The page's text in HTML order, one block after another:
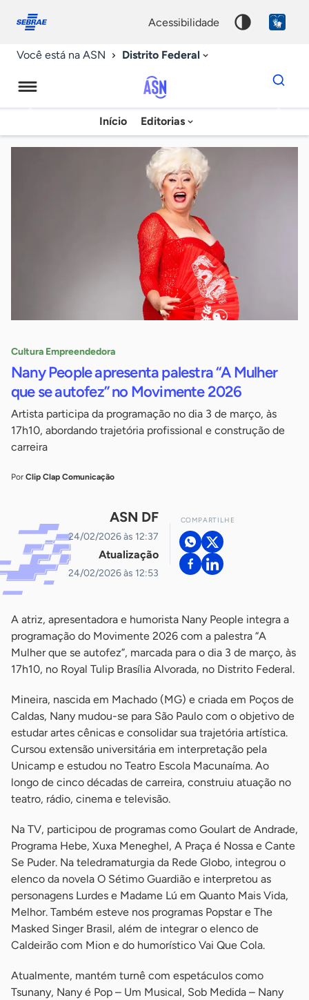
conosco
acessibilidade
Você está na ASN Distrito Federal
Agência
Sebrae
de
Notícias
Início Editorias
Dados
para
chave
Cultura Empreendedora
Nany People apresenta palestra “A Mulher
que se autofez” no Movimente 2026
Artista participa da programação no dia 3 de março, às
17h10, abordando trajetória profissional e construção de
carreira
Por Clip Clap Comunicação
ASN DF
24/02/2026 às 12:37
Atualização
24/02/2026 às 12:53
COMPARTILHE
A atriz, apresentadora e humorista Nany People integra a
programação do Movimente 2026 com a palestra “A
Mulher que se autofez”, marcada para o dia 3 de março, às
17h10, no Royal Tulip Brasília Alvorada, no Distrito Federal.
Mineira, nascida em Machado (MG) e criada em Poços de
Caldas, Nany mudou-se para São Paulo com o objetivo de
estudar artes cênicas e consolidar sua trajetória artística.
Cursou extensão universitária em interpretação pela
Unicamp e estudou no Teatro Escola Macunaíma. Ao
longo de cinco décadas de carreira, construiu atuação no
teatro, rádio, cinema e televisão.
Na TV, participou de programas como Goulart de Andrade,
Programa Hebe, Xuxa Meneghel, A Praça é Nossa e Cante
Se Puder. Na teledramaturgia da Rede Globo, integrou o
elenco da novela O Sétimo Guardião e interpretou as
personagens Lurdes e Madame Lú em Quanto Mais Vida,
Melhor. Também esteve nos programas Popstar e The
Masked Singer Brasil, além de integrar o elenco de
Caldeirão com Mion e do humorístico Vai Que Cola.
Atualmente, mantém turnê com espetáculos como
Tsunany, Nany é Pop – Um Musical, Sob Medida – Nany